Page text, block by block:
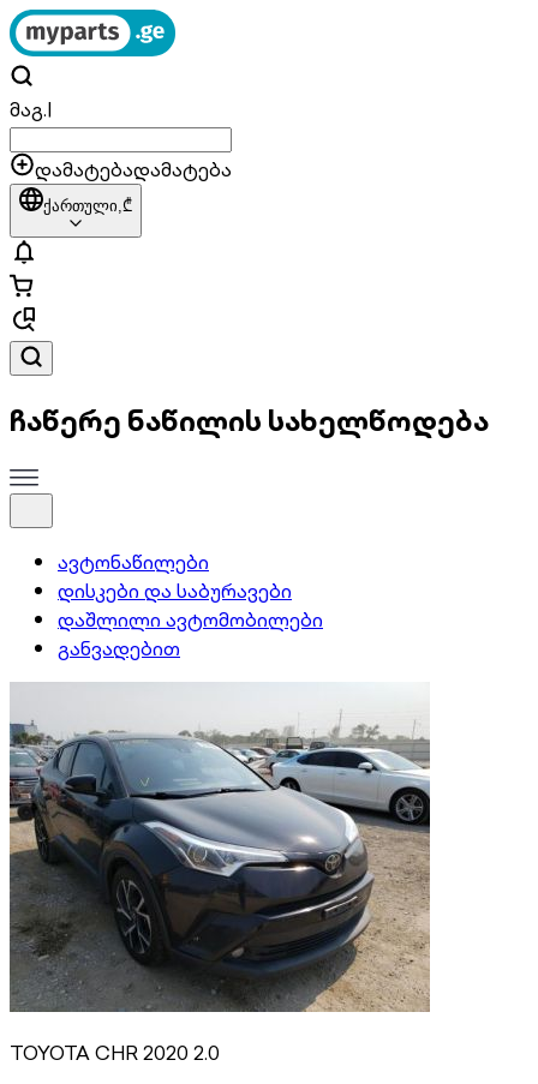
მაგ.|
დამატებადამატება
ქართული,₾
ჩაწერე ნაწილის სახელწოდება
ავტონაწილები
დისკები და საბურავები
დაშლილი ავტომობილები
განვადებით
TOYOTA CHR 2020 2.0